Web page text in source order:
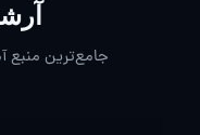
جامع‌ترین منبع